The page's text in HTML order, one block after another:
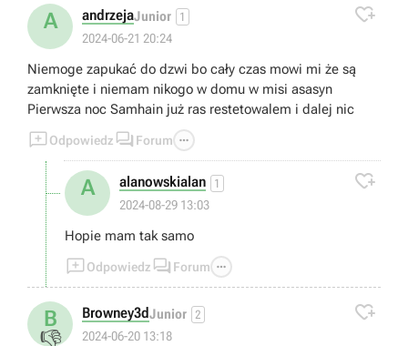
A andrzejaJunior 1
2024-06-21 20:24

Niemoge zapukać do dzwi bo cały czas mowi mi że są
zamknięte i niemam nikogo w domu w misi asasyn
Pierwsza noc Samhain już ras restetowalem i dalej nic
Odpowiedz  Forum 
A alanowskialan 1
2024-08-29 13:03

Hopie mam tak samo
Odpowiedz  Forum 
B
👎
Browney3dJunior 2
2024-06-20 13:18
